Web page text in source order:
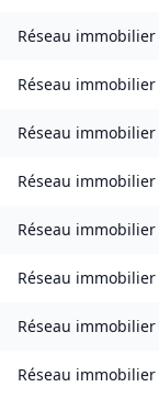
Réseau immobilier
Réseau immobilier
Réseau immobilier
Réseau immobilier
Réseau immobilier
Réseau immobilier
Réseau immobilier
Réseau immobilier